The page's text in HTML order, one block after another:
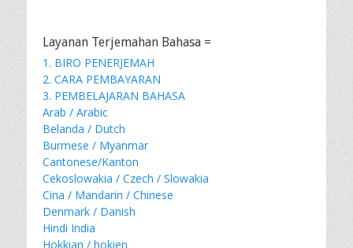
Layanan Terjemahan Bahasa =
1. BIRO PENERJEMAH
2. CARA PEMBAYARAN
3. PEMBELAJARAN BAHASA
Arab / Arabic
Belanda / Dutch
Burmese / Myanmar
Cantonese/Kanton
Cekoslowakia / Czech / Slowakia
Cina / Mandarin / Chinese
Denmark / Danish
Hindi India
Hokkian / hokien